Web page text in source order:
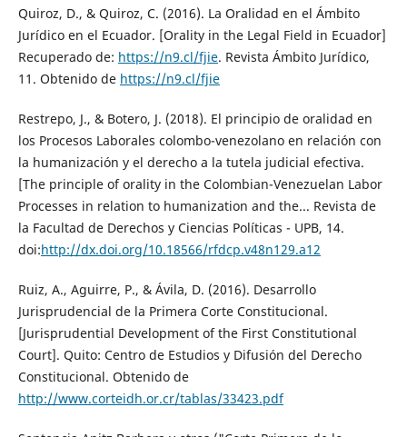
Quiroz, D., & Quiroz, C. (2016). La Oralidad en el Ámbito
Jurídico en el Ecuador. [Orality in the Legal Field in Ecuador]
Recuperado de: https://n9.cl/fjie. Revista Ámbito Jurídico,
11. Obtenido de https://n9.cl/fjie
Restrepo, J., & Botero, J. (2018). El principio de oralidad en
los Procesos Laborales colombo-venezolano en relación con
la humanización y el derecho a la tutela judicial efectiva.
[The principle of orality in the Colombian-Venezuelan Labor
Processes in relation to humanization and the... Revista de
la Facultad de Derechos y Ciencias Políticas - UPB, 14.
doi:http://dx.doi.org/10.18566/rfdcp.v48n129.a12
Ruiz, A., Aguirre, P., & Ávila, D. (2016). Desarrollo
Jurisprudencial de la Primera Corte Constitucional.
[Jurisprudential Development of the First Constitutional
Court]. Quito: Centro de Estudios y Difusión del Derecho
Constitucional. Obtenido de
http://www.corteidh.or.cr/tablas/33423.pdf